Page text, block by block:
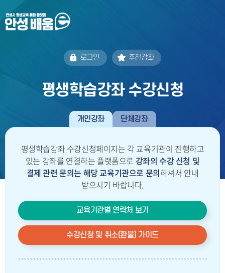
로그인 추천강좌
평생학습강좌 수강신청
개인강좌 단체강좌
평생학습강좌 수강신청페이지는 각 교육기관이 진행하고
있는 강좌를 연결하는 플랫폼으로 강좌의 수강 신청 및
결제 관련 문의는 해당 교육기관으로 문의하셔서 안내
받으시기 바랍니다.
교육기관별 연락처 보기
수강신청 및 취소(환불) 가이드